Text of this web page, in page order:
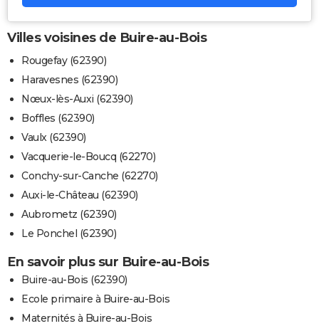
Villes voisines de Buire-au-Bois
Rougefay (62390)
Haravesnes (62390)
Nœux-lès-Auxi (62390)
Boffles (62390)
Vaulx (62390)
Vacquerie-le-Boucq (62270)
Conchy-sur-Canche (62270)
Auxi-le-Château (62390)
Aubrometz (62390)
Le Ponchel (62390)
En savoir plus sur Buire-au-Bois
Buire-au-Bois (62390)
Ecole primaire à Buire-au-Bois
Maternités à Buire-au-Bois